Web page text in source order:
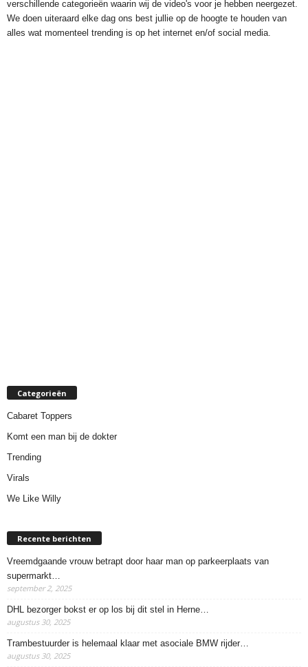
verschillende categorieën waarin wij de video's voor je hebben neergezet.
We doen uiteraard elke dag ons best jullie op de hoogte te houden van
alles wat momenteel trending is op het internet en/of social media.
Categorieën
Cabaret Toppers
Komt een man bij de dokter
Trending
Virals
We Like Willy
Recente berichten
Vreemdgaande vrouw betrapt door haar man op parkeerplaats van
supermarkt…
september 2, 2025
DHL bezorger bokst er op los bij dit stel in Herne…
augustus 30, 2025
Trambestuurder is helemaal klaar met asociale BMW rijder…
augustus 30, 2025